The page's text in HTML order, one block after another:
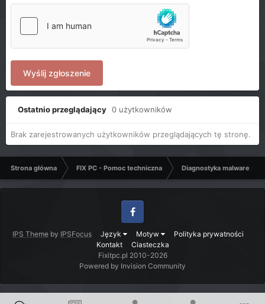
Wyślij zgłoszenie
Ostatnio przeglądający 0 użytkowników
Brak zarejestrowanych użytkowników przeglądających tę stronę.
Strona główna FIX PC - Pomoc techniczna Diagnostyka malware -
IPS Theme by IPSFocus Język Motyw
Polityka prywatności
Kontakt
Ciasteczka
Facebook
Fixitpc.pl 2010-2026
Powered by Invision Community